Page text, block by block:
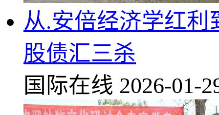
从.安倍经济学红利
股债汇三杀
国际在线 2026-01-